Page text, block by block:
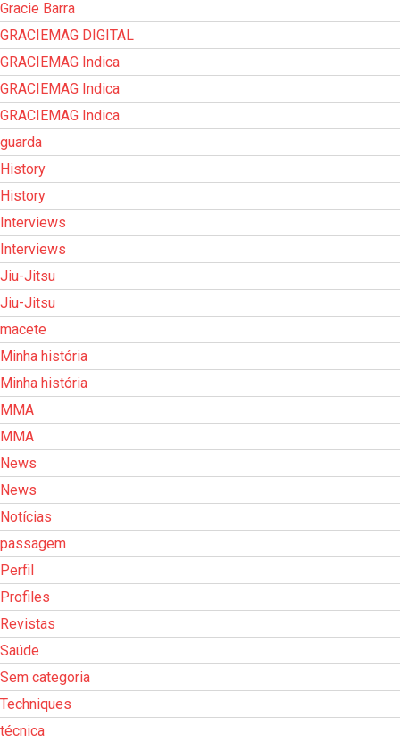
Gracie Barra
GRACIEMAG DIGITAL
GRACIEMAG Indica
GRACIEMAG Indica
GRACIEMAG Indica
guarda
History
History
Interviews
Interviews
Jiu-Jitsu
Jiu-Jitsu
macete
Minha história
Minha história
MMA
MMA
News
News
Notícias
passagem
Perfil
Profiles
Revistas
Saúde
Sem categoria
Techniques
técnica